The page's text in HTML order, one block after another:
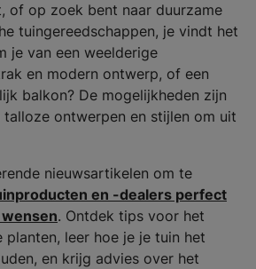
of op zoek bent naar duurzame
tuingereedschappen, je vindt het
je van een weelderige
en modern ontwerp, of een
balkon? De mogelijkheden zijn
talloze ontwerpen en stijlen om uit
nieuwsartikelen om te
en -dealers perfect
. Ontdek tips voor het
planten, leer hoe je je tuin het
en krijg advies over het